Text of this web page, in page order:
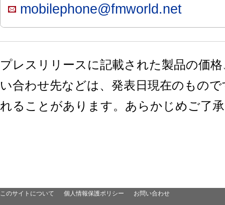
mobilephone@fmworld.net
プレスリリースに記載された製品の価
い合わせ先などは、発表日現在のもの
れることがあります。あらかじめご了
このサイトについて 個人情報保護ポリシー お問い合わせ